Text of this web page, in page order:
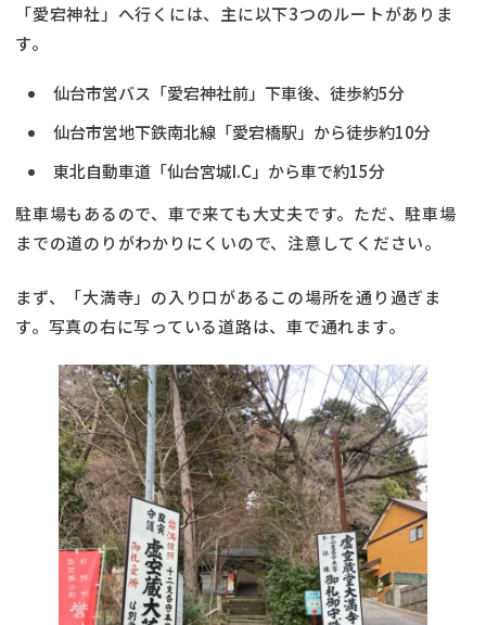
「愛宕神社」へ行くには、主に以下3つのルートがありま
す。
仙台市営バス「愛宕神社前」下車後、徒歩約5分
仙台市営地下鉄南北線「愛宕橋駅」から徒歩約10分
東北自動車道「仙台宮城I.C」から車で約15分
駐車場もあるので、車で来ても大丈夫です。ただ、駐車場
までの道のりがわかりにくいので、注意してください。
まず、「大満寺」の入り口があるこの場所を通り過ぎま
す。写真の右に写っている道路は、車で通れます。